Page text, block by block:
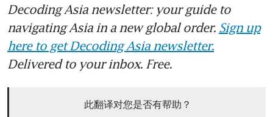
Decoding Asia newsletter: your guide to
navigating Asia in a new global order. Sign up
here to get Decoding Asia newsletter.
Delivered to your inbox. Free.
此翻译对您是否有帮助？